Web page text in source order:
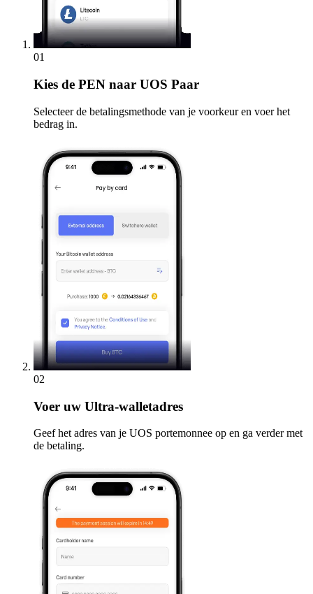
01
Kies de PEN naar UOS Paar
Selecteer de betalingsmethode van je voorkeur en voer het
bedrag in.
02
Voer uw Ultra-walletadres
Geef het adres van je UOS portemonnee op en ga verder met
de betaling.